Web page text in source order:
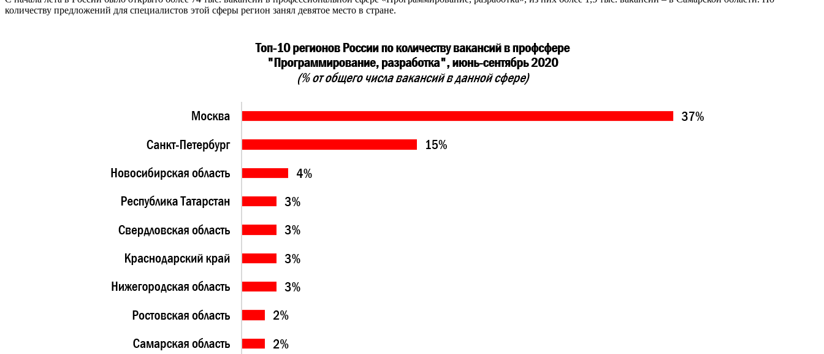
количеству предложений для специалистов этой сферы регион занял девятое место в стране.